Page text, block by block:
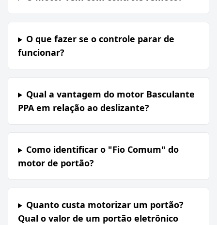
O que fazer se o controle parar de
funcionar?
Qual a vantagem do motor Basculante
PPA em relação ao deslizante?
Como identificar o "Fio Comum" do
motor de portão?
Quanto custa motorizar um portão?
Qual o valor de um portão eletrônico